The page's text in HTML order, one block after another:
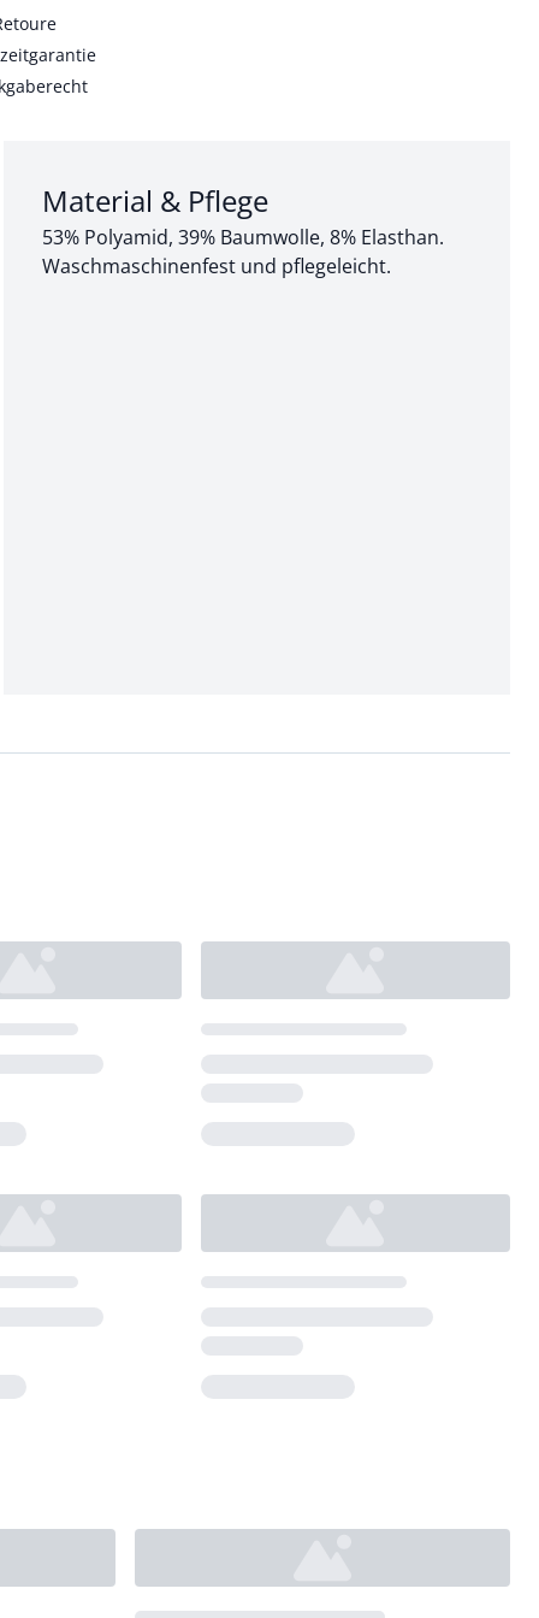
Abschnitt 3 von 3:
Material & Pflege
53% Polyamid, 39% Baumwolle, 8% Elasthan.
Waschmaschinenfest und pflegeleicht.